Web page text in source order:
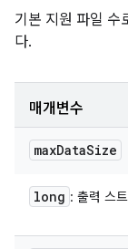
기본 지원 파일 수
다.
매개변수
maxDataSize
long : 출력 스